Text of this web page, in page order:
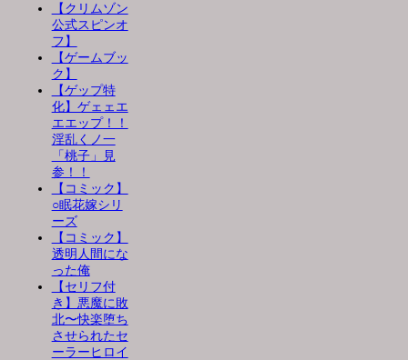
【クリムゾン
公式スピンオ
フ】
【ゲームブッ
ク】
【ゲップ特
化】ゲェェエ
エエップ！！
淫乱くノ一
「桃子」見
参！！
【コミック】
○眠花嫁シリ
ーズ
【コミック】
透明人間にな
った俺
【セリフ付
き】悪魔に敗
北〜快楽堕ち
させられたセ
ーラーヒロイ